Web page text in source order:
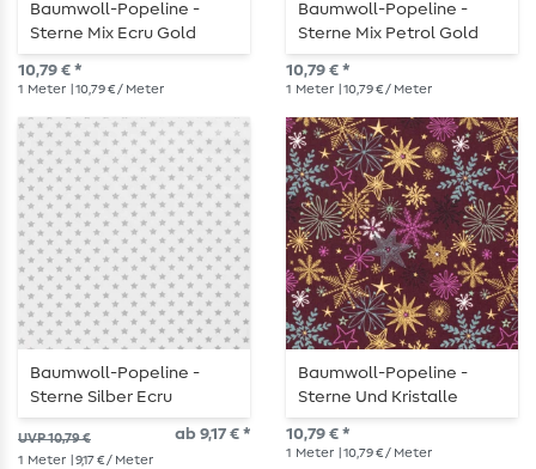
Baumwoll-Popeline -
Sterne Mix Ecru Gold
10,79 € *
1 Meter | 10,79 € / Meter
Baumwoll-Popeline -
Sterne Mix Petrol Gold
10,79 € *
1 Meter | 10,79 € / Meter
Baumwoll-Popeline -
Sterne Silber Ecru
UVP 10,79 € ab 9,17 € *
1 Meter | 9,17 € / Meter
Baumwoll-Popeline -
Sterne Und Kristalle
Bordeaux Gold
10,79 € *
1 Meter | 10,79 € / Meter